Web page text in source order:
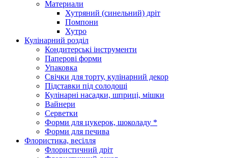
Материали
Хутряний (синельний) дріт
Помпони
Хутро
Кулінарний розділ
Кондитерські інструменти
Паперові форми
Упаковка
Свічки для торту, кулінарний декор
Підставки під солодощі
Кулінарні насадки, шприці, мішки
Вайнери
Серветки
Форми для цукерок, шоколаду *
Форми для печива
Флористика, весілля
Флористичний дріт